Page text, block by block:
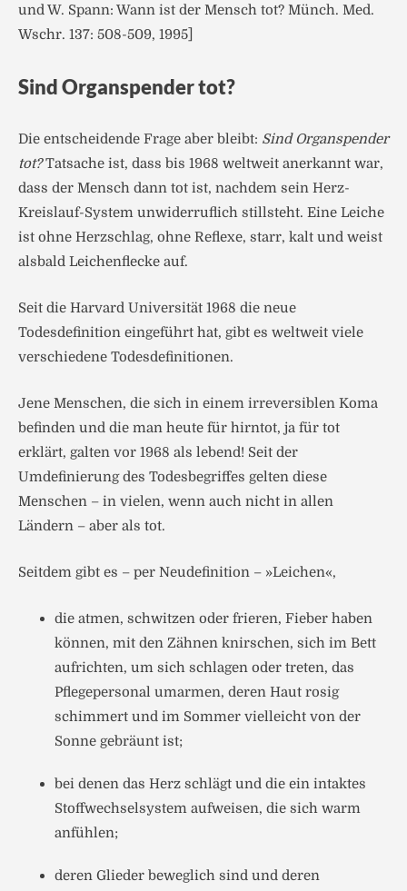
und W. Spann: Wann ist der Mensch tot? Münch. Med.
Wschr. 137: 508-509, 1995]
Sind Organspender tot?
Die entscheidende Frage aber bleibt: Sind Organspender
tot?Tatsache ist, dass bis 1968 weltweit anerkannt war,
dass der Mensch dann tot ist, nachdem sein Herz-
Kreislauf-System unwiderruflich stillsteht. Eine Leiche
ist ohne Herzschlag, ohne Reflexe, starr, kalt und weist
alsbald Leichenflecke auf.
Seit die Harvard Universität 1968 die neue
Todesdefinition eingeführt hat, gibt es weltweit viele
verschiedene Todesdefinitionen.
Jene Menschen, die sich in einem irreversiblen Koma
befinden und die man heute für hirntot, ja für tot
erklärt, galten vor 1968 als lebend! Seit der
Umdefinierung des Todesbegriffes gelten diese
Menschen – in vielen, wenn auch nicht in allen
Ländern – aber als tot.
Seitdem gibt es – per Neudefinition – »Leichen«,
die atmen, schwitzen oder frieren, Fieber haben
können, mit den Zähnen knirschen, sich im Bett
aufrichten, um sich schlagen oder treten, das
Pflegepersonal umarmen, deren Haut rosig
schimmert und im Sommer vielleicht von der
Sonne gebräunt ist;
bei denen das Herz schlägt und die ein intaktes
Stoffwechselsystem aufweisen, die sich warm
anfühlen;
deren Glieder beweglich sind und deren